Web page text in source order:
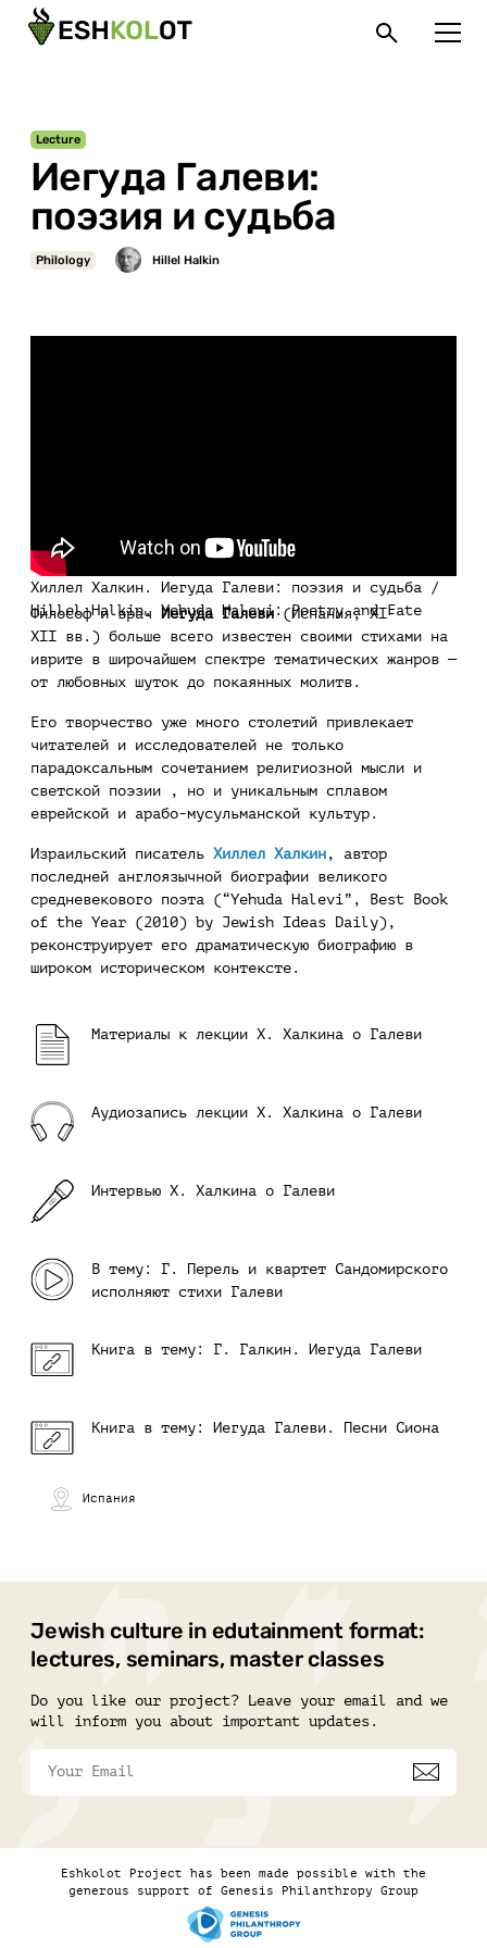
Иегуда Галеви:
поэзия и судьба
Lecture
Philology
Хиллел Халкин. Иегуда Галеви: поэзия и судьба /
Hillel Halkin. Yehuda Halevi: Poetry and Fate
Философ и врач Иегуда Галеви (Испания, XI-
XII вв.) больше всего известен своими стихами на
иврите в широчайшем спектре тематических жанров —
от любовных шуток до покаянных молитв.
Его творчество уже много столетий привлекает
читателей и исследователей не только
парадоксальным сочетанием религиозной мысли и
светской поэзии , но и уникальным сплавом
еврейской и арабо-мусульманской культур.
Израильский писатель Хиллел Халкин , автор
последней англоязычной биографии великого
средневекового поэта (“Yehuda Halevi”, Best Book
of the Year (2010) by Jewish Ideas Daily),
реконструирует его драматическую биографию в
широком историческом контексте.
Материалы к лекции Х. Халкина о Галеви
Аудиозапись лекции Х. Халкина о Галеви
Интервью Х. Халкина о Галеви
В тему: Г. Перель и квартет Сандомирского
исполняют стихи Галеви
Книга в тему: Г. Галкин. Иегуда Галеви
Книга в тему: Иегуда Галеви. Песни Сиона
Испания
Jewish culture in edutainment format:
lectures, seminars, master classes
Do you like our project? Leave your email and we
will inform you about important updates.
Eshkolot Project has been made possible with the
generous support of Genesis Philanthropy Group